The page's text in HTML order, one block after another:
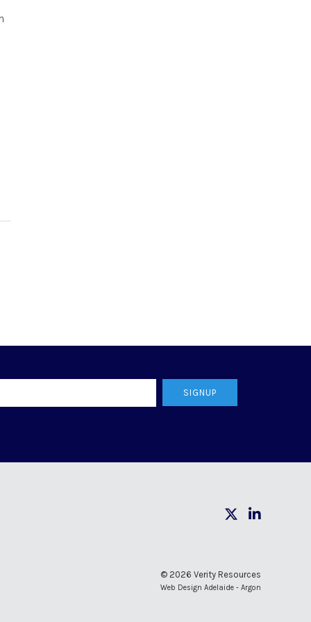
SIGNUP
© 2026 Verity Resources
Web Design Adelaide - Argon